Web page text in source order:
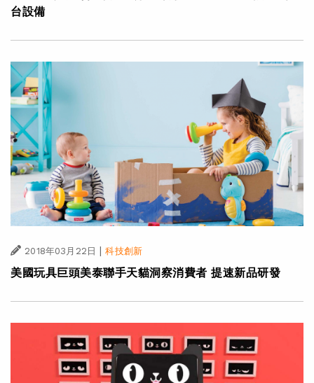
台設備
2018年03月22日 | 科技創新
美國玩具巨頭美泰聯手天貓洞察消費者 提速新品研發